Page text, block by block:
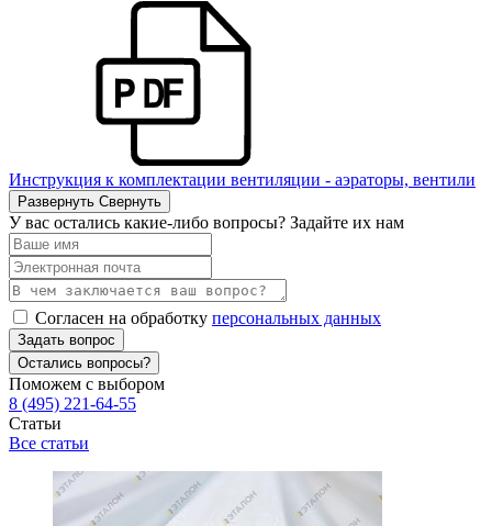
Инструкция к комплектации вентиляции - аэраторы, вентили
Развернуть Свернуть
У вас остались какие-либо вопросы? Задайте их нам
Согласен на обработку персональных данных
Задать вопрос
Остались вопросы?
Поможем с выбором
8 (495) 221-64-55
Статьи
Все статьи